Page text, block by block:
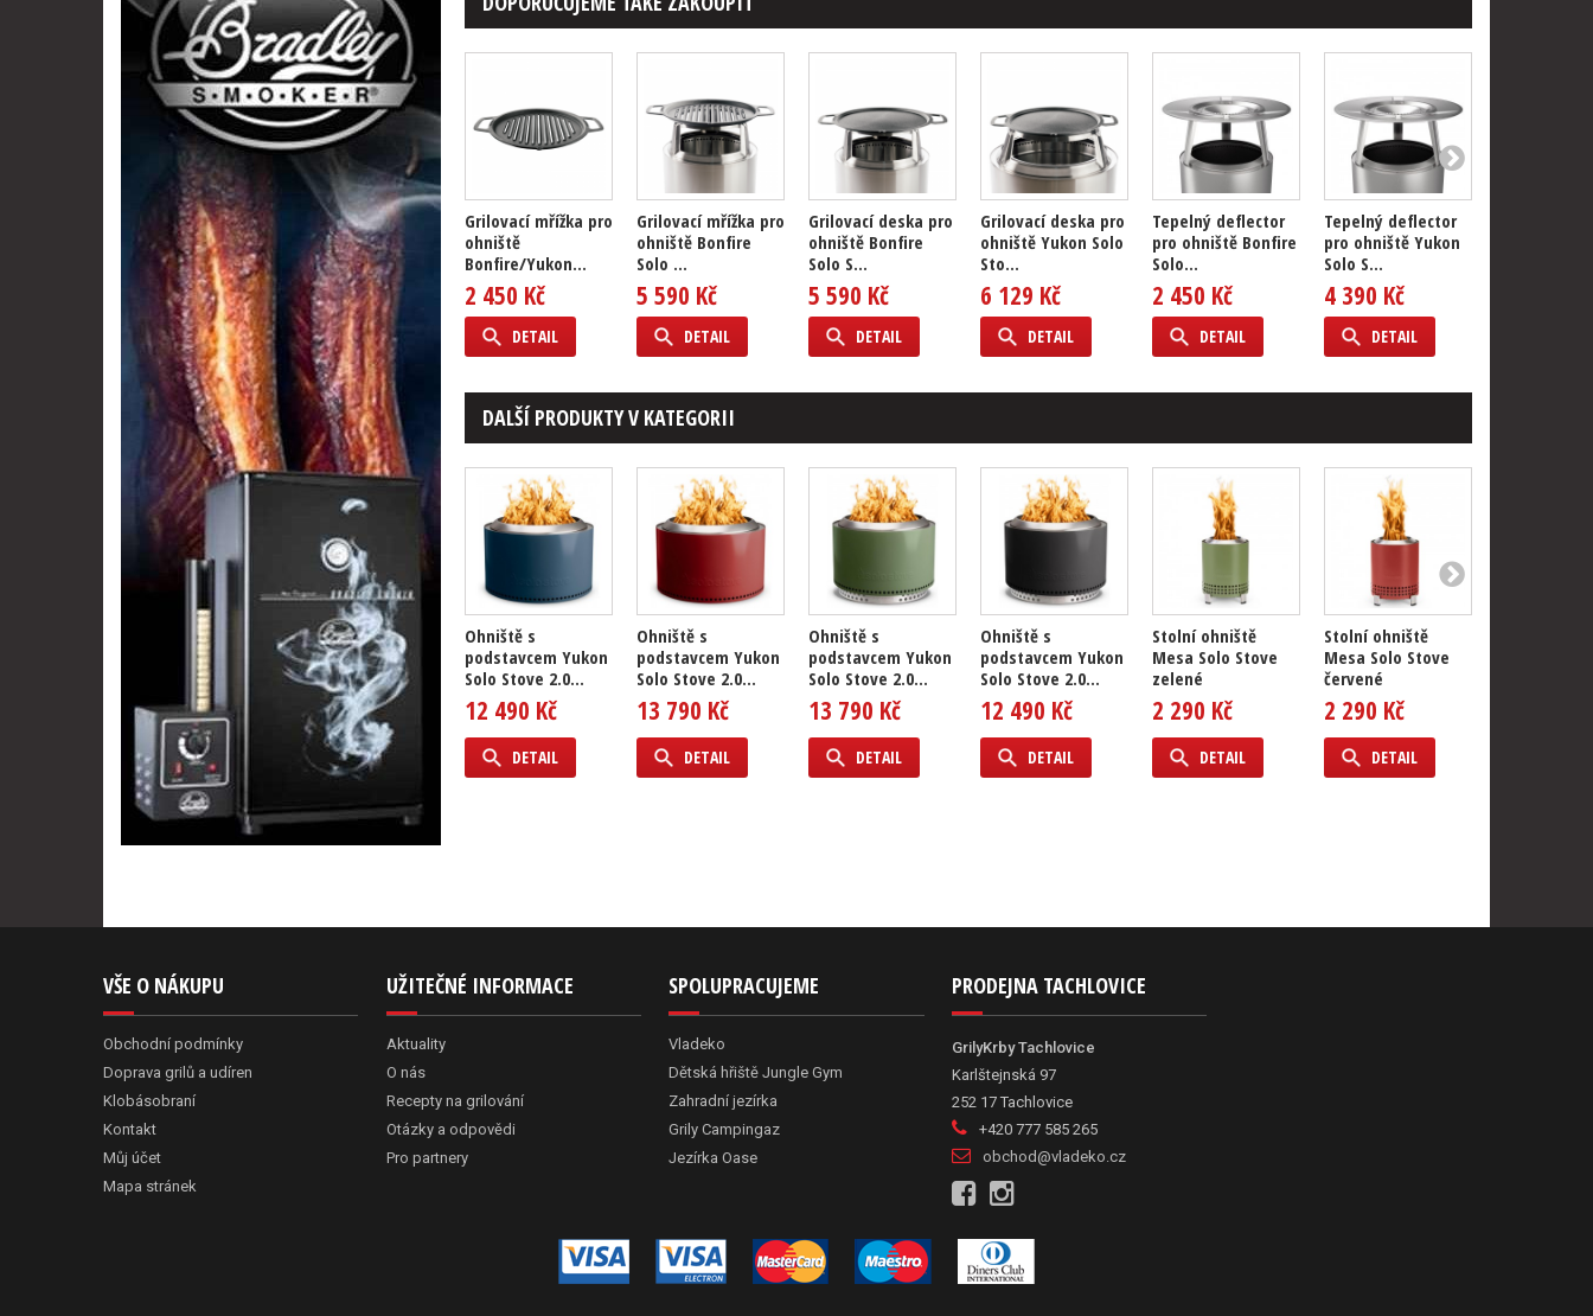
Grilovací mřížka pro
ohniště
Bonfire/Yukon...
2 450 Kč
DETAIL
Grilovací mřížka pro
ohniště Bonfire
Solo ...
5 590 Kč
DETAIL
Grilovací deska pro
ohniště Bonfire
Solo S...
5 590 Kč
DETAIL
Grilovací deska pro
ohniště Yukon Solo
Sto...
6 129 Kč
DETAIL
Tepelný deflector
pro ohniště Bonfire
Solo...
2 450 Kč
DETAIL
Tepelný deflector
pro ohniště Yukon
Solo S...
4 390 Kč
DETAIL
DALŠÍ PRODUKTY V KATEGORII
Ohniště s
podstavcem Yukon
Solo Stove 2.0...
12 490 Kč
DETAIL
Ohniště s
podstavcem Yukon
Solo Stove 2.0...
13 790 Kč
DETAIL
Ohniště s
podstavcem Yukon
Solo Stove 2.0...
13 790 Kč
DETAIL
Ohniště s
podstavcem Yukon
Solo Stove 2.0...
12 490 Kč
DETAIL
Stolní ohniště
Mesa Solo Stove
zelené
2 290 Kč
DETAIL
Stolní ohniště
Mesa Solo Stove
červené
2 290 Kč
DETAIL
VŠE O NÁKUPU
Obchodní podmínky
Doprava grilů a udíren
Klobásobraní
Kontakt
Můj účet
Mapa stránek
UŽITEČNÉ INFORMACE
Aktuality
O nás
Recepty na grilování
Otázky a odpovědi
Pro partnery
SPOLUPRACUJEME
Vladeko
Dětská hřiště Jungle Gym
Zahradní jezírka
Grily Campingaz
Jezírka Oase
PRODEJNA TACHLOVICE
GrilyKrby Tachlovice
Karlštejnská 97
252 17 Tachlovice
+420 777 585 265
obchod@vladeko.cz